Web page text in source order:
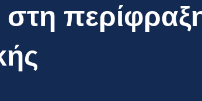
στη